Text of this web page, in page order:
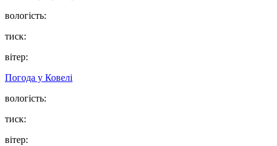
вологість:
тиск:
вітер:
Погода у Ковелі
вологість:
тиск:
вітер: